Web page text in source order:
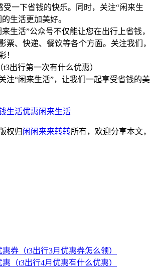
受一下省钱的快乐。同时，关注“闲来生
生活更加美好。
生活”公众号不仅能让您在出行上省钱，
票、快递、餐饮等各个方面。关注我们，
！
注“闲来生活”，让我们一起享受省钱的美
生活优惠闲来生活
权归闲闲来来转转所有，欢迎分享本文，
券（t3出行3月优惠券怎么领）
（t3出行4月优惠有什么优惠）